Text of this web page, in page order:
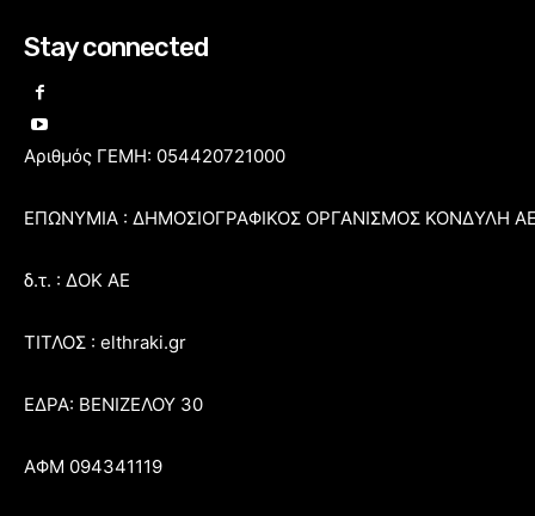
Stay connected
Αριθμός ΓΕΜΗ: 054420721000
ΕΠΩΝΥΜΙΑ : ΔΗΜΟΣΙΟΓΡΑΦΙΚΟΣ ΟΡΓΑΝΙΣΜΟΣ ΚΟΝΔΥΛΗ
δ.τ. : ΔΟΚ ΑΕ
ΤΙΤΛΟΣ : elthraki.gr
ΕΔΡΑ: ΒΕΝΙΖΕΛΟΥ 30
ΑΦΜ 094341119